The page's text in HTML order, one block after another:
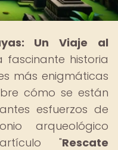
Un Viaje al
fascinante historia
más enigmáticas
cómo se están
esfuerzos de
arqueológico
"Rescate